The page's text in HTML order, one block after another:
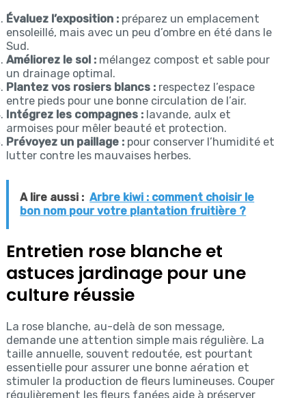
Évaluez l’exposition :préparez un emplacement
ensoleillé, mais avec un peu d’ombre en été dans le
Sud.
Améliorez le sol :mélangez compost et sable pour
un drainage optimal.
Plantez vos rosiers blancs :respectez l’espace
entre pieds pour une bonne circulation de l’air.
Intégrez les compagnes :lavande, aulx et
armoises pour mêler beauté et protection.
Prévoyez un paillage :pour conserver l’humidité et
lutter contre les mauvaises herbes.
A lire aussi : Arbre kiwi : comment choisir le
bon nom pour votre plantation fruitière ?
Entretien rose blanche et
astuces jardinage pour une
culture réussie
La rose blanche, au-delà de son message,
demande une attention simple mais régulière. La
taille annuelle, souvent redoutée, est pourtant
essentielle pour assurer une bonne aération et
stimuler la production de fleurs lumineuses. Couper
régulièrement les fleurs fanées aide à préserver